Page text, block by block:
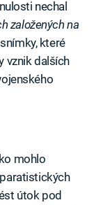
nechal
založených na
které
vznik dalších
mohlo
útok pod